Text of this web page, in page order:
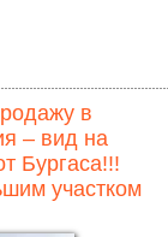
в
– вид на
Бургаса!!!
участком